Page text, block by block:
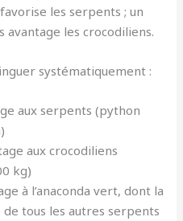
les serpents ; un
avantage les crocodiliens.
systématiquement :
aux serpents (python
aux crocodiliens
kg)
à l’anaconda vert, dont la
tous les autres serpents